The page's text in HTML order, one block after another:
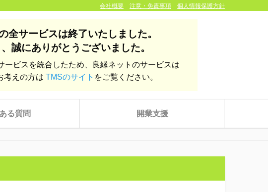
会社概要 注意・免責事項 個人情報保護方針
全サービスは終了いたしました。
誠にありがとうございました。
ビスを統合したため、良縁ネットのサービスは
考えの方は TMSのサイト をご覧ください。
る質問 開業支援